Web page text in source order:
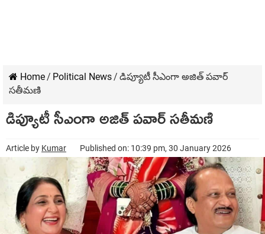
Home/ Political News/ డిప్యూటీ సీఎంగా అజిత్ పవార్
సతీమణి
డిప్యూటీ సీఎంగా అజిత్ పవార్ సతీమణి
Article by Kumar Published on: 10:39 pm, 30 January 2026